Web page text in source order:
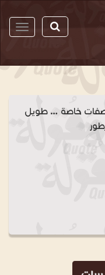
خاصة … طويل